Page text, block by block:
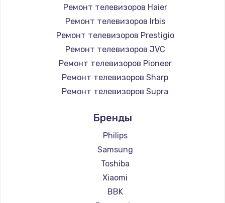
Заказать
Замена микросхемы NFC
1100 руб.
Заказать
Замена шим-контроллера
Заказать
Настройка Wi-Fi
1030 руб.
Заказать
Ремонт телевизоров Haier
Ремонт телевизоров Irbis
Ремонт телевизоров Prestigio
Ремонт телевизоров JVC
Ремонт телевизоров Pioneer
Ремонт телевизоров Sharp
Ремонт телевизоров Supra
Ремонт телевизоров Hisense
Ремонт телевизоров Daewoo
Ремонт телевизоров Centek
Ремонт телевизоров Telefunken
Ремонт телевизоров Hyundai
Ремонт телевизоров Doffler
Бренды
Philips
Samsung
Toshiba
Xiaomi
BBK